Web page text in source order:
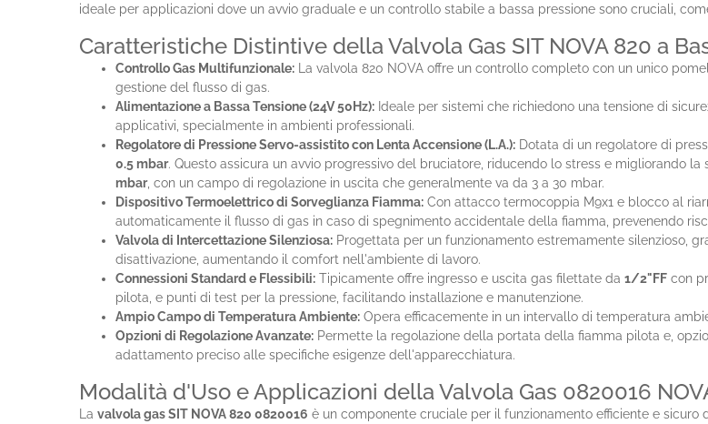
ideale per applicazioni dove un avvio graduale e un controllo stabile a bassa pressione sono cruciali,
Caratteristiche Distintive della Valvola Gas SIT NOVA 820 a
Controllo Gas Multifunzionale: La valvola 820 NOVA offre un controllo completo con un unico
gestione del flusso di gas.
Alimentazione a Bassa Tensione (24V 50Hz): Ideale per sistemi che richiedono una tensione di
applicativi, specialmente in ambienti professionali.
Regolatore di Pressione Servo-assistito con Lenta Accensione (L.A.): Dotata di un regolatore di
0.5 mbar. Questo assicura un avvio progressivo del bruciatore, riducendo lo stress e migliorando
mbar, con un campo di regolazione in uscita che generalmente va da 3 a 30 mbar.
Dispositivo Termoelettrico di Sorveglianza Fiamma: Con attacco termocoppia M9x1 e blocco al
automaticamente il flusso di gas in caso di spegnimento accidentale della fiamma, prevenendo
Valvola di Intercettazione Silenziosa: Progettata per un funzionamento estremamente silenzioso,
disattivazione, aumentando il comfort nell'ambiente di lavoro.
Connessioni Standard e Flessibili: Tipicamente offre ingresso e uscita gas filettate da1/2"FF con
pilota, e punti di test per la pressione, facilitando installazione e manutenzione.
Ampio Campo di Temperatura Ambiente: Opera efficacemente in un intervallo di temperatura
Opzioni di Regolazione Avanzate: Permette la regolazione della portata della fiamma pilota e,
adattamento preciso alle specifiche esigenze dell'apparecchiatura.
Modalità d'Uso e Applicazioni della Valvola Gas 0820016
Lavalvola gas SIT NOVA 820 0820016 è un componente cruciale per il funzionamento efficiente e